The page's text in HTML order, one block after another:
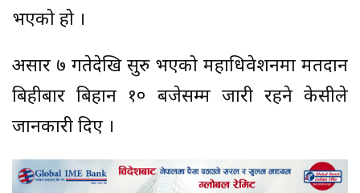
भएको हो ।
असार ७ गतेदेखि सुरु भएको महाधिवेशनमा मतदान
बिहीबार बिहान १० बजेसम्म जारी रहने केसीले
जानकारी दिए ।